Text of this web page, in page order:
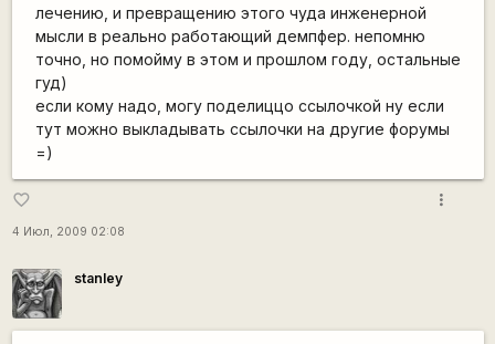
лечению, и превращению этого чуда инженерной
мысли в реально работающий демпфер. непомню
точно, но помойму в этом и прошлом году, остальные
гуд)
если кому надо, могу поделиццо ссылочкой ну если
тут можно выкладывать ссылочки на другие форумы
=)
favorite_border
4 Июл, 2009 02:08
more_vert
stanley